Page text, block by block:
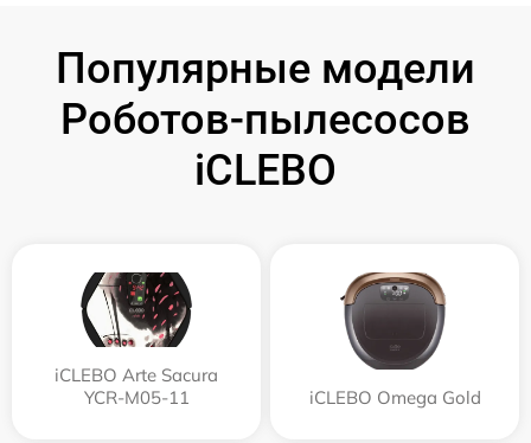
Популярные модели
Роботов-пылесосов
iCLEBO
iCLEBO Arte Sacura
YCR-M05-11
iCLEBO Omega Gold